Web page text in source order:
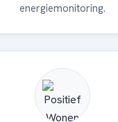
energiemonitoring.